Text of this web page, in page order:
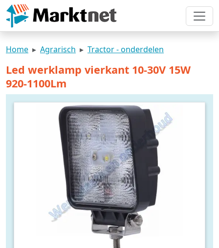
Home Agrarisch Tractor - onderdelen
Led werklamp vierkant 10-30V 15W
920-1100Lm